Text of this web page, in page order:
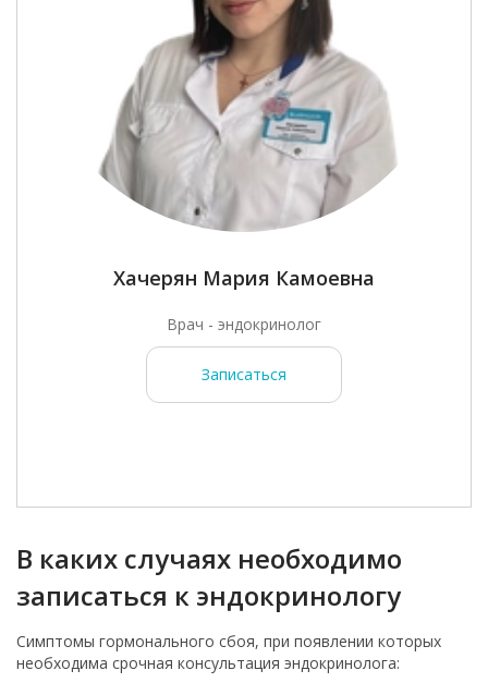
Хачерян Мария Камоевна
Врач - эндокринолог
Записаться
В каких случаях необходимо
записаться к эндокринологу
Симптомы гормонального сбоя, при появлении которых
необходима срочная консультация эндокринолога: